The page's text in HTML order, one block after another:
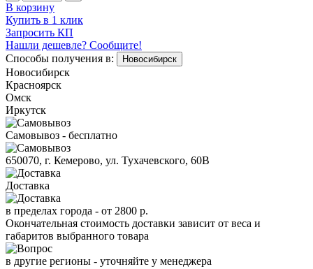
В корзину
Купить в 1 клик
Запросить КП
Нашли дешевле? Сообщите!
Способы получения в:
Новосибирск
Новосибирск
Красноярск
Омск
Иркутск
Самовывоз - бесплатно
650070, г. Кемерово, ул. Тухачевского, 60В
Доставка
в пределах города - от 2800 р.
Окончательная стоимость доставки зависит от веса и
габаритов выбранного товара
в другие регионы - уточняйте у менеджера